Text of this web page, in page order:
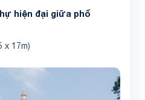
hiện đại giữa phố
x 17m)